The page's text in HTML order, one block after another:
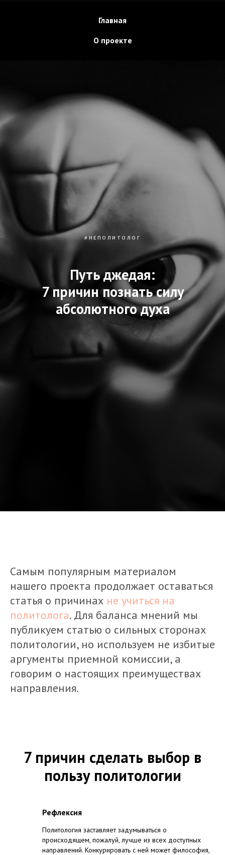
Главная
О проекте
#НЕПОЛИТОЛОГ
Путь джедая:
7 причин познать силу
абсолютного духа
Самым популярным материалом
нашего проекта продолжает оставаться
статья о причинах не учиться на
политолога. Для баланса мнений мы
публикуем статью о сильных сторонах
политологии, но используем не избитые
аргументы приемной комиссии, а
говорим о настоящих преимуществах
направления.
7 причин сделать выбор в
пользу политологии
Рефлексия
Политология заставляет задумываться о
происходящем, пожалуй, лучше из всех доступных
направлений. Конкурировать с ней может философия,